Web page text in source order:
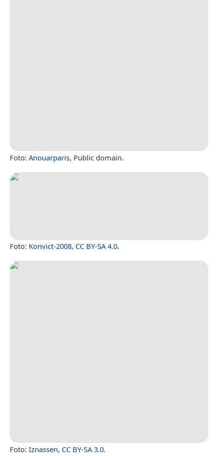
Foto: Anouarparis, Public domain.
Foto: Konvict-2008, CC BY-SA 4.0.
Foto: Iznassen, CC BY-SA 3.0.